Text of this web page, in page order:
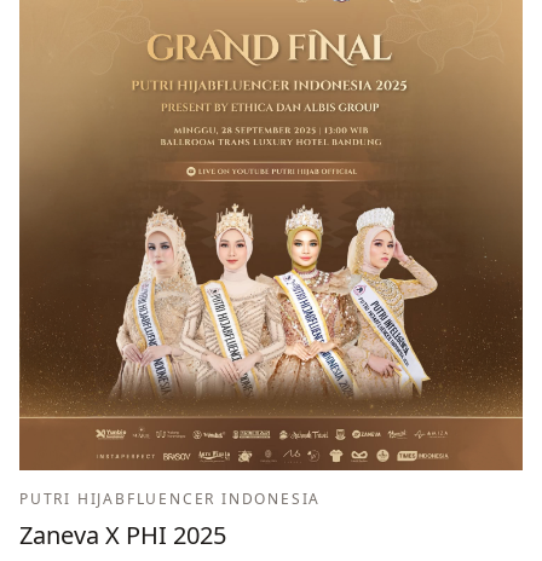
PUTRI HIJABFLUENCER INDONESIA
Zaneva X PHI 2025